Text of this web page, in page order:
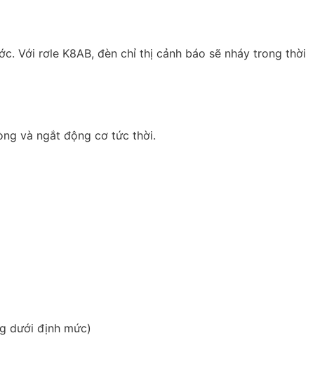
Với rơle K8AB, đèn chỉ thị cảnh báo sẽ nháy trong thời
và ngắt động cơ tức thời.
dưới định mức)